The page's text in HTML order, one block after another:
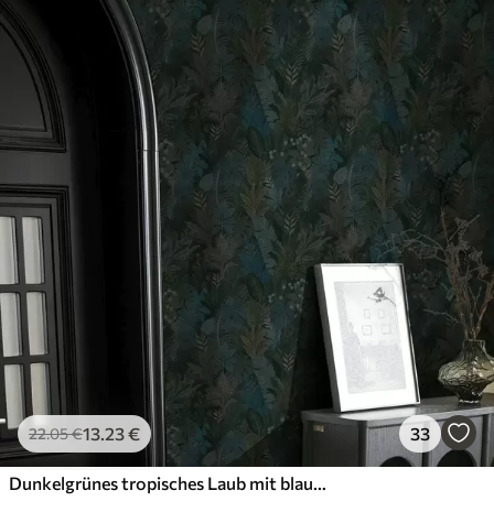
22.05€13.23€ 33
Dunkelgrünes tropisches Laub mit blauen Akzenten